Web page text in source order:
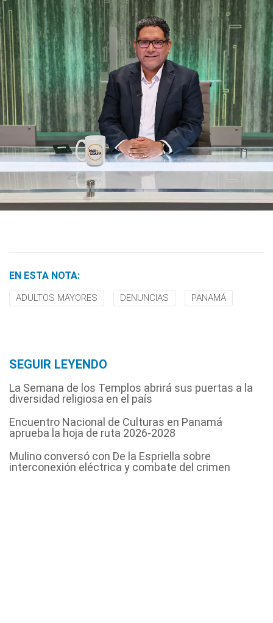
EN ESTA NOTA:
ADULTOS MAYORES DENUNCIAS PANAMÁ
SEGUIR LEYENDO
La Semana de los Templos abrirá sus puertas a la
diversidad religiosa en el país
Encuentro Nacional de Culturas en Panamá
aprueba la hoja de ruta 2026-2028
Mulino conversó con De la Espriella sobre
interconexión eléctrica y combate del crimen